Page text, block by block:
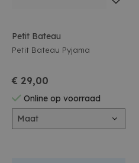
Petit Bateau
Petit Bateau Pyjama
€ 29,00
Online op voorraad
Maat